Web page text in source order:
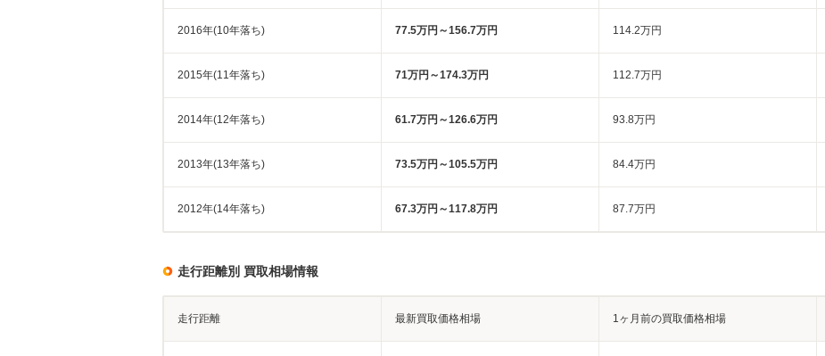
2016年(10年落ち) 77.5万円～156.7万円 114.2万円
2015年(11年落ち) 71万円～174.3万円 112.7万円
2014年(12年落ち) 61.7万円～126.6万円 93.8万円
2013年(13年落ち) 73.5万円～105.5万円 84.4万円
2012年(14年落ち) 67.3万円～117.8万円 87.7万円
走行距離別 買取相場情報
走行距離 最新買取価格相場 1ヶ月前の買取価格相場